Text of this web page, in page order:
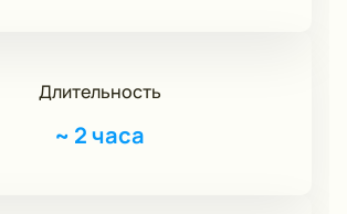
Длительность
~ 2 часа